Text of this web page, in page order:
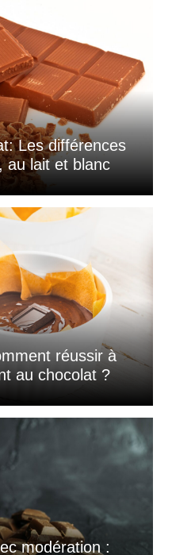
Les différences
au lait et blanc
réussir à
au chocolat ?
modération :